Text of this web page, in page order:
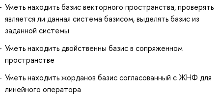
Уметь находить базис векторного пространства, проверять
является ли данная система базисом, выделять базис из
заданной системы
Уметь находить двойственны базис в сопряженном
пространстве
Уметь находить жорданов базис согласованный с ЖНФ для
линейного оператора